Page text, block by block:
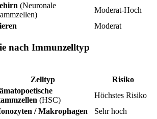
(Neuronale
Moderat-Hoch
Moderat
nach Immunzelltyp
Zelltyp
Risiko
(HSC)
Höchstes Risiko
/ Makrophagen
Sehr hoch